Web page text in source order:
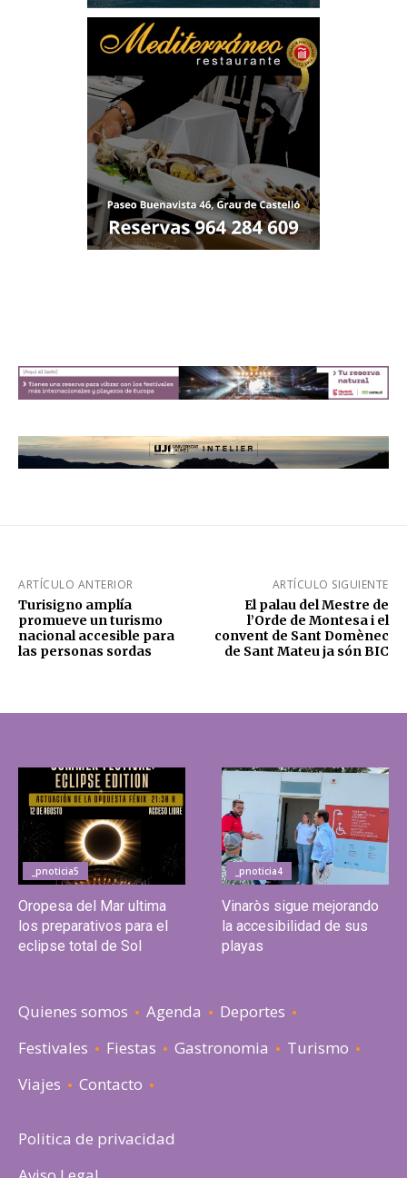
ARTÍCULO ANTERIOR
Turisigno amplía
promueve un turismo
nacional accesible para
las personas sordas
ARTÍCULO SIGUIENTE
El palau del Mestre de
l’Orde de Montesa i el
convent de Sant Domènec
de Sant Mateu ja són BIC
_pnoticia5
Oropesa del Mar ultima
los preparativos para el
eclipse total de Sol
_pnoticia4
Vinaròs sigue mejorando
la accesibilidad de sus
playas
Quienes somos Agenda
Deportes
Festivales
Fiestas Gastronomia
Turismo
Viajes
Contacto
Politica de privacidad